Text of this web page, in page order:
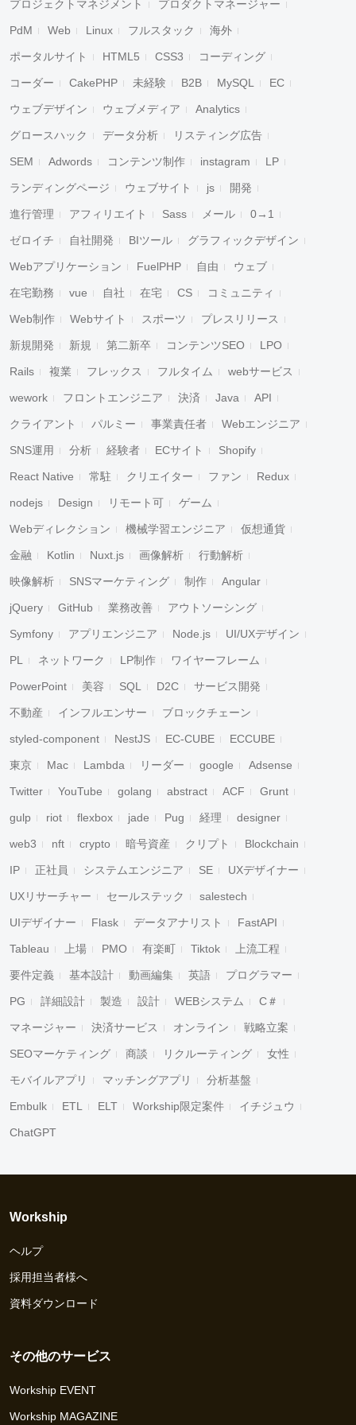
プロジェクトマネジメント プロダクトマネージャー
PdM Web Linux フルスタック 海外
ポータルサイト HTML5 CSS3 コーディング
コーダー CakePHP 未経験 B2B MySQL EC
ウェブデザイン ウェブメディア Analytics
グロースハック データ分析 リスティング広告
SEM Adwords コンテンツ制作 instagram LP
ランディングページ ウェブサイト js 開発
進行管理 アフィリエイト Sass メール 0→1
ゼロイチ 自社開発 BIツール グラフィックデザイン
Webアプリケーション FuelPHP 自由 ウェブ
在宅勤務 vue 自社 在宅 CS コミュニティ
Web制作 Webサイト スポーツ プレスリリース
新規開発 新規 第二新卒 コンテンツSEO LPO
Rails 複業 フレックス フルタイム webサービス
wework フロントエンジニア 決済 Java API
クライアント パルミー 事業責任者 Webエンジニア
SNS運用 分析 経験者 ECサイト Shopify
React Native 常駐 クリエイター ファン Redux
nodejs Design リモート可 ゲーム
Webディレクション 機械学習エンジニア 仮想通貨
金融 Kotlin Nuxt.js 画像解析 行動解析
映像解析 SNSマーケティング 制作 Angular
jQuery GitHub 業務改善 アウトソーシング
Symfony アプリエンジニア Node.js UI/UXデザイン
PL ネットワーク LP制作 ワイヤーフレーム
PowerPoint 美容 SQL D2C サービス開発
不動産 インフルエンサー ブロックチェーン
styled-component NestJS EC-CUBE ECCUBE
東京 Mac Lambda リーダー google Adsense
Twitter YouTube golang abstract ACF Grunt
gulp riot flexbox jade Pug 経理 designer
web3 nft crypto 暗号資産 クリプト Blockchain
IP 正社員 システムエンジニア SE UXデザイナー
UXリサーチャー セールステック salestech
UIデザイナー Flask データアナリスト FastAPI
Tableau 上場 PMO 有楽町 Tiktok 上流工程
要件定義 基本設計 動画編集 英語 プログラマー
PG 詳細設計 製造 設計 WEBシステム C＃
マネージャー 決済サービス オンライン 戦略立案
SEOマーケティング 商談 リクルーティング 女性
モバイルアプリ マッチングアプリ 分析基盤
Embulk ETL ELT Workship限定案件 イチジュウ
ChatGPT
Workship
ヘルプ
採用担当者様へ
資料ダウンロード
その他のサービス
Workship EVENT
Workship MAGAZINE